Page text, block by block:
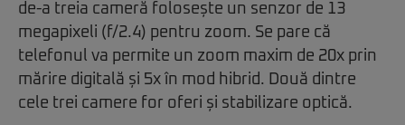
de-a treia cameră folosește un senzor de 13
megapixeli (f/2.4) pentru zoom. Se pare că
telefonul va permite un zoom maxim de 20x prin
mărire digitală și 5x în mod hibrid. Două dintre
cele trei camere for oferi și stabilizare optică.